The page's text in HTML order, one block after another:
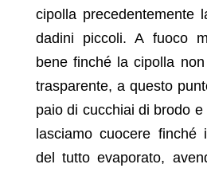
cipolla precedentemente
dadini piccoli. A fuoco
bene finché la cipolla
trasparente, a questo
paio di cucchiai di brodo
lasciamo cuocere
del tutto evaporato,